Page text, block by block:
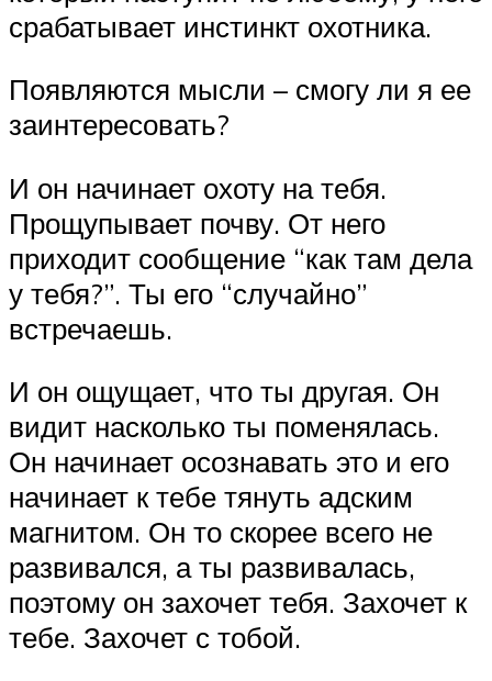
срабатывает инстинкт охотника.
Появляются мысли – смогу ли я ее
заинтересовать?
И он начинает охоту на тебя.
Прощупывает почву. От него
приходит сообщение “как там дела
у тебя?”. Ты его “случайно”
встречаешь.
И он ощущает, что ты другая. Он
видит насколько ты поменялась.
Он начинает осознавать это и его
начинает к тебе тянуть адским
магнитом. Он то скорее всего не
развивался, а ты развивалась,
поэтому он захочет тебя. Захочет к
тебе. Захочет с тобой.